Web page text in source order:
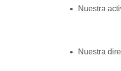
Nuestra
Nuestra